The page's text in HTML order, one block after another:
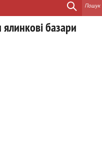
Пошук
базари